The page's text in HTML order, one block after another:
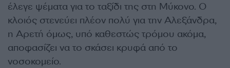
έλεγε ψέματα για το ταξίδι της στη Μύκονο. Ο
κλοιός στενεύει πλέον πολύ για την Αλεξάνδρα,
η Αρετή όμως, υπό καθεστώς τρόμου ακόμα,
αποφασίζει να το σκάσει κρυφά από το
νοσοκομείο.